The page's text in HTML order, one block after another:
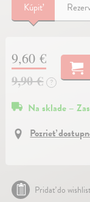
Kúpiť
9,60 €
9,90 €
?
Na sklade –
Pozrieť
Pridať do